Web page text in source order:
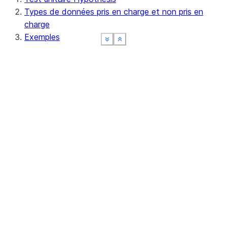
Show less
See moreShow less
See moreShow less
See moreShow less
See more
Types de données pris en charge et non pris en
charge
Exemples